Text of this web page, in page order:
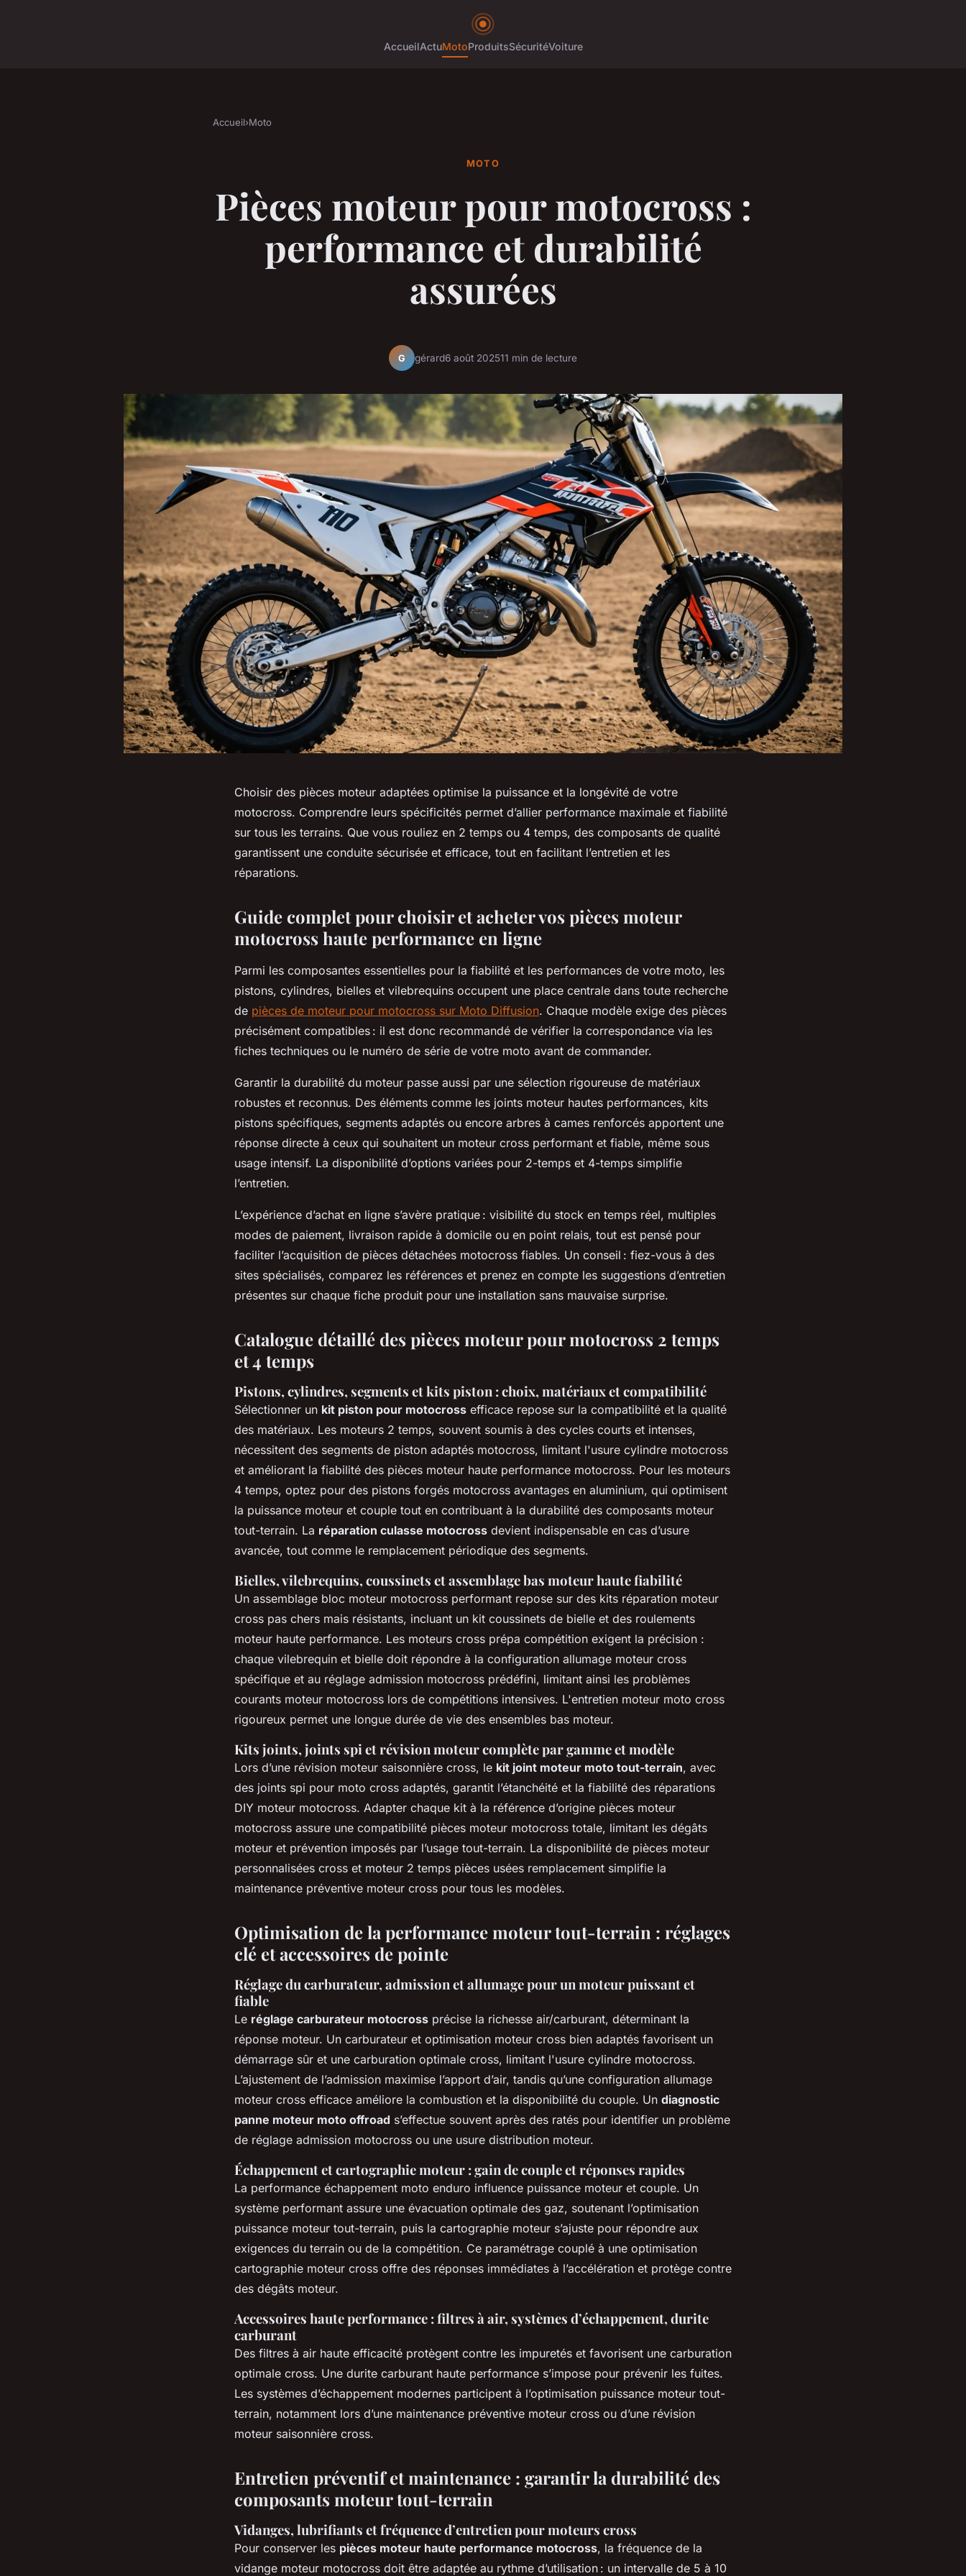
AccueilActuMotoProduitsSécuritéVoiture
Accueil›Moto
MOTO
Pièces moteur pour motocross :
performance et durabilité
assurées
G gérard6 août 202511 min de lecture
Choisir des pièces moteur adaptées optimise la puissance et la longévité de votre
motocross. Comprendre leurs spécificités permet d’allier performance maximale et fiabilité
sur tous les terrains. Que vous rouliez en 2 temps ou 4 temps, des composants de qualité
garantissent une conduite sécurisée et efficace, tout en facilitant l’entretien et les
réparations.
Guide complet pour choisir et acheter vos pièces moteur
motocross haute performance en ligne
Parmi les composantes essentielles pour la fiabilité et les performances de votre moto, les
pistons, cylindres, bielles et vilebrequins occupent une place centrale dans toute recherche
de pièces de moteur pour motocross sur Moto Diffusion. Chaque modèle exige des pièces
précisément compatibles : il est donc recommandé de vérifier la correspondance via les
fiches techniques ou le numéro de série de votre moto avant de commander.
Garantir la durabilité du moteur passe aussi par une sélection rigoureuse de matériaux
robustes et reconnus. Des éléments comme les joints moteur hautes performances, kits
pistons spécifiques, segments adaptés ou encore arbres à cames renforcés apportent une
réponse directe à ceux qui souhaitent un moteur cross performant et fiable, même sous
usage intensif. La disponibilité d’options variées pour 2-temps et 4-temps simplifie
l’entretien.
L’expérience d’achat en ligne s’avère pratique : visibilité du stock en temps réel, multiples
modes de paiement, livraison rapide à domicile ou en point relais, tout est pensé pour
faciliter l’acquisition de pièces détachées motocross fiables. Un conseil : fiez-vous à des
sites spécialisés, comparez les références et prenez en compte les suggestions d’entretien
présentes sur chaque fiche produit pour une installation sans mauvaise surprise.
Catalogue détaillé des pièces moteur pour motocross 2 temps
et 4 temps
Pistons, cylindres, segments et kits piston : choix, matériaux et compatibilité
Sélectionner un kit piston pour motocross efficace repose sur la compatibilité et la qualité
des matériaux. Les moteurs 2 temps, souvent soumis à des cycles courts et intenses,
nécessitent des segments de piston adaptés motocross, limitant l'usure cylindre motocross
et améliorant la fiabilité des pièces moteur haute performance motocross. Pour les moteurs
4 temps, optez pour des pistons forgés motocross avantages en aluminium, qui optimisent
la puissance moteur et couple tout en contribuant à la durabilité des composants moteur
tout-terrain. La réparation culasse motocross devient indispensable en cas d’usure
avancée, tout comme le remplacement périodique des segments.
Bielles, vilebrequins, coussinets et assemblage bas moteur haute fiabilité
Un assemblage bloc moteur motocross performant repose sur des kits réparation moteur
cross pas chers mais résistants, incluant un kit coussinets de bielle et des roulements
moteur haute performance. Les moteurs cross prépa compétition exigent la précision :
chaque vilebrequin et bielle doit répondre à la configuration allumage moteur cross
spécifique et au réglage admission motocross prédéfini, limitant ainsi les problèmes
courants moteur motocross lors de compétitions intensives. L'entretien moteur moto cross
rigoureux permet une longue durée de vie des ensembles bas moteur.
Kits joints, joints spi et révision moteur complète par gamme et modèle
Lors d’une révision moteur saisonnière cross, le kit joint moteur moto tout-terrain, avec
des joints spi pour moto cross adaptés, garantit l’étanchéité et la fiabilité des réparations
DIY moteur motocross. Adapter chaque kit à la référence d’origine pièces moteur
motocross assure une compatibilité pièces moteur motocross totale, limitant les dégâts
moteur et prévention imposés par l’usage tout-terrain. La disponibilité de pièces moteur
personnalisées cross et moteur 2 temps pièces usées remplacement simplifie la
maintenance préventive moteur cross pour tous les modèles.
Optimisation de la performance moteur tout-terrain : réglages
clé et accessoires de pointe
Réglage du carburateur, admission et allumage pour un moteur puissant et
fiable
Le réglage carburateur motocross précise la richesse air/carburant, déterminant la
réponse moteur. Un carburateur et optimisation moteur cross bien adaptés favorisent un
démarrage sûr et une carburation optimale cross, limitant l'usure cylindre motocross.
L’ajustement de l’admission maximise l’apport d’air, tandis qu’une configuration allumage
moteur cross efficace améliore la combustion et la disponibilité du couple. Un diagnostic
panne moteur moto offroad s’effectue souvent après des ratés pour identifier un problème
de réglage admission motocross ou une usure distribution moteur.
Échappement et cartographie moteur : gain de couple et réponses rapides
La performance échappement moto enduro influence puissance moteur et couple. Un
système performant assure une évacuation optimale des gaz, soutenant l’optimisation
puissance moteur tout-terrain, puis la cartographie moteur s’ajuste pour répondre aux
exigences du terrain ou de la compétition. Ce paramétrage couplé à une optimisation
cartographie moteur cross offre des réponses immédiates à l’accélération et protège contre
des dégâts moteur.
Accessoires haute performance : filtres à air, systèmes d’échappement, durite
carburant
Des filtres à air haute efficacité protègent contre les impuretés et favorisent une carburation
optimale cross. Une durite carburant haute performance s’impose pour prévenir les fuites.
Les systèmes d’échappement modernes participent à l’optimisation puissance moteur tout-
terrain, notamment lors d’une maintenance préventive moteur cross ou d’une révision
moteur saisonnière cross.
Entretien préventif et maintenance : garantir la durabilité des
composants moteur tout-terrain
Vidanges, lubrifiants et fréquence d’entretien pour moteurs cross
Pour conserver les pièces moteur haute performance motocross, la fréquence de la
vidange moteur motocross doit être adaptée au rythme d’utilisation : un intervalle de 5 à 10